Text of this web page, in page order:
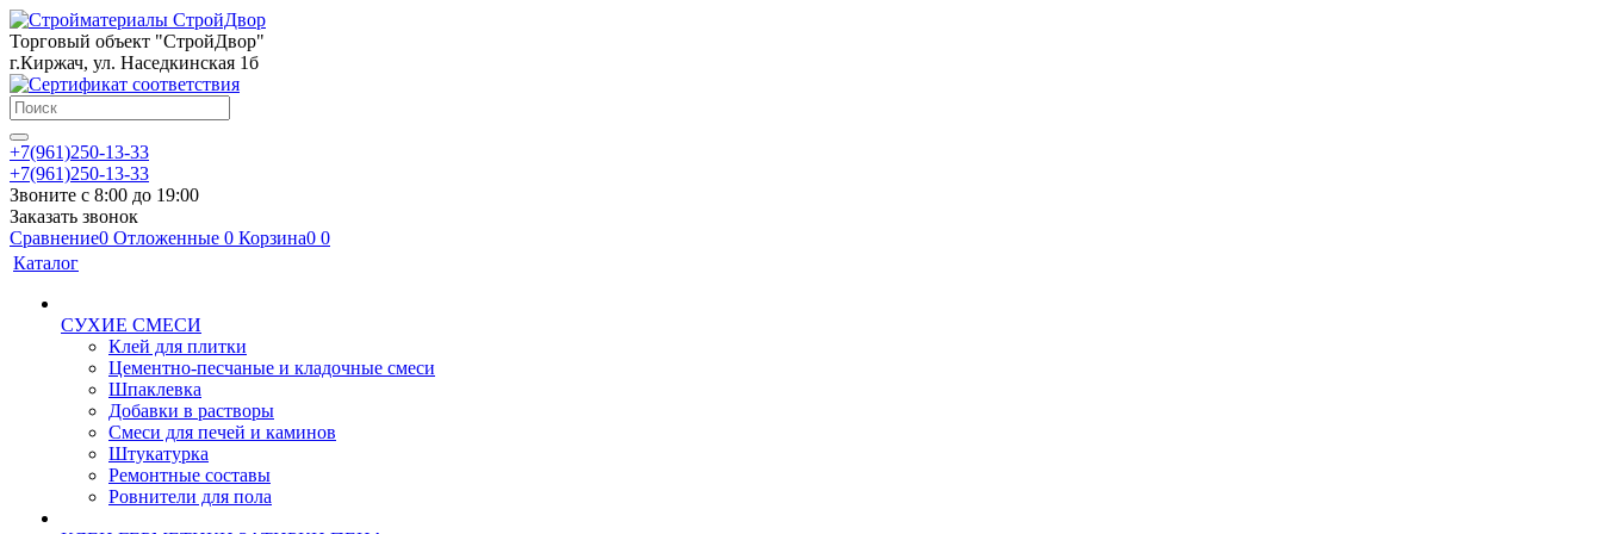
Торговый объект "СтройДвор"
г.Киржач, ул. Наседкинская 1б
+7(961)250-13-33
+7(961)250-13-33
Звоните с 8:00 до 19:00
Заказать звонок
Сравнение0 Отложенные 0 Корзина0 0
Каталог
СУХИЕ СМЕСИ
Клей для плитки
Цементно-песчаные и кладочные смеси
Шпаклевка
Добавки в растворы
Смеси для печей и каминов
Штукатурка
Ремонтные составы
Ровнители для пола